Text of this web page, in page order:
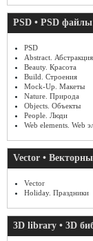
PSD • PSD файлы
PSD
Abstract. Абстракция
Beauty. Красота
Build. Строения
Mock-Up. Макеты
Nature. Природа
Objects. Объекты
People. Люди
Web elements. Web
Vector •
Vector
Holiday. Праздники
3D library • 3D